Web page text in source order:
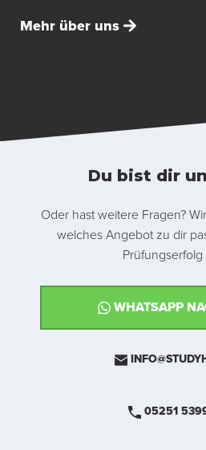
Mehr über uns
Du bist dir
Oder hast weitere Fragen?
welches Angebot zu dir
Prüfungserfolg
WHATSAPP
05251